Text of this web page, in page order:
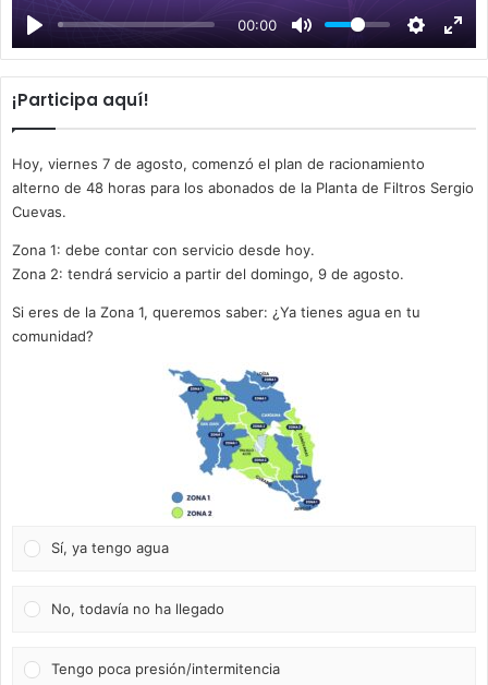
00:00
y
¡Participa aquí!
Hoy, viernes 7 de agosto, comenzó el plan de racionamiento
alterno de 48 horas para los abonados de la Planta de Filtros Sergio
Cuevas.
Zona 1: debe contar con servicio desde hoy.
Zona 2: tendrá servicio a partir del domingo, 9 de agosto.
Si eres de la Zona 1, queremos saber: ¿Ya tienes agua en tu
comunidad?
Sí, ya tengo agua
No, todavía no ha llegado
Tengo poca presión/intermitencia